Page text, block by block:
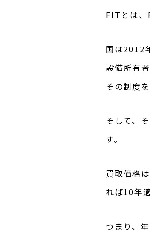
FITとは
国は2012
設備所有
その制度
そして、
す。
買取価格
れば10年
つまり、